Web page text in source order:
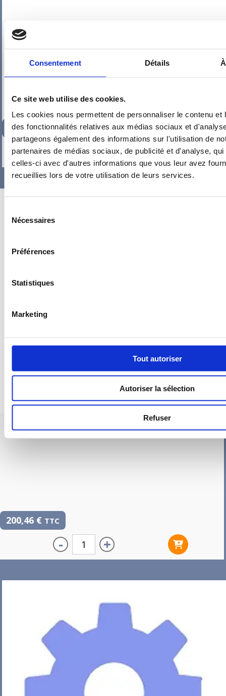
Consentement Détails
Ce site web utilise des cookies.
Les cookies nous permettent de personnaliser le contenu et
des fonctionnalités relatives aux médias sociaux et
partageons également des informations sur l'utilisation de
partenaires de médias sociaux, de publicité et d'analyse,
celles-ci avec d'autres informations que vous leur avez
recueillies lors de votre utilisation de leurs services.
Nécessaires
Préférences
Statistiques
Marketing
Tout autoriser
Autoriser la sélection
Refuser
PIEUVRE PRO-FIL PERSONNALISÉE : CUISINE
219,22€ TTC
- +
200,46 € TTC
- +